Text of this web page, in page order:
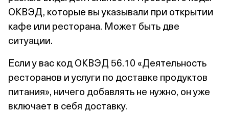
ОКВЭД, которые вы указывали при открытии
кафе или ресторана. Может быть две
ситуации.
Если у вас код ОКВЭД 56.10 «Деятельность
ресторанов и услуги по доставке продуктов
питания», ничего добавлять не нужно, он уже
включает в себя доставку.